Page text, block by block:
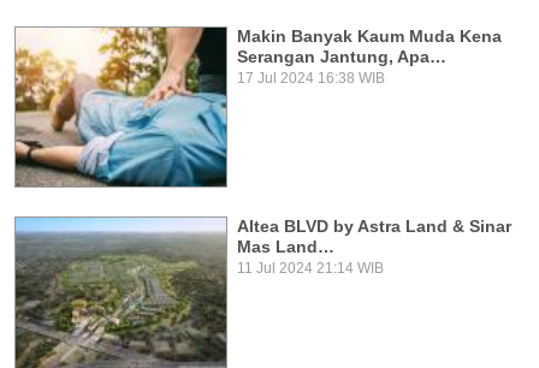
Makin Banyak Kaum Muda Kena
Serangan Jantung, Apa…
17 Jul 2024 16:38 WIB
Altea BLVD by Astra Land & Sinar
Mas Land…
11 Jul 2024 21:14 WIB